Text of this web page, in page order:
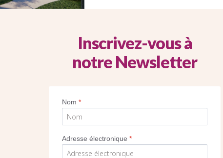
Inscrivez-vous à
notre Newsletter
Nom*
Adresse électronique*